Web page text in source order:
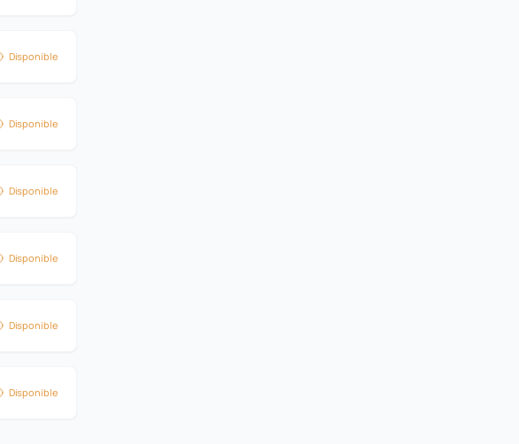
Disponible
Disponible
Disponible
Disponible
Disponible
Disponible